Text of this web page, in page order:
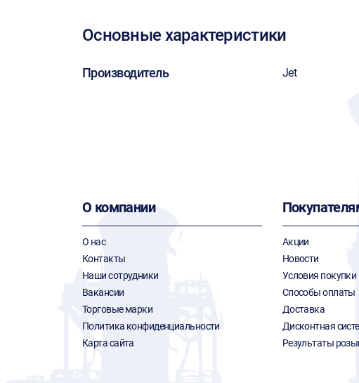
Основные характеристики
Производитель Jet
О компании
О нас
Контакты
Наши сотрудники
Вакансии
Торговые марки
Политика конфиденциальности
Карта сайта
Акции
Новости
Условия покупки
Способы оплаты
Доставка
Дисконтная
Результаты